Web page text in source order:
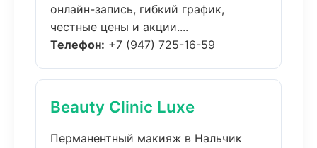
онлайн-запись, гибкий график,
честные цены и акции....
Телефон: +7 (947) 725-16-59
Beauty Clinic Luxe
Перманентный макияж в Нальчик